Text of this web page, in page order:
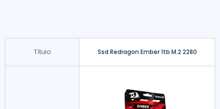
Título Ssd Redragon Ember 1tb M.2 2280